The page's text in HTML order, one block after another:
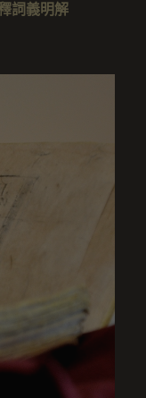
詞義明解